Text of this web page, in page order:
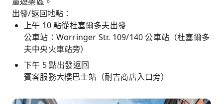
出發/返回地點：
上午 10 點從杜塞爾多夫出發
公車站：Worringer Str. 109/140 公車站（杜塞爾多
夫中央火車站旁）
下午 5 點出發返回
賓客服務大樓巴士站（耐吉商店入口旁）